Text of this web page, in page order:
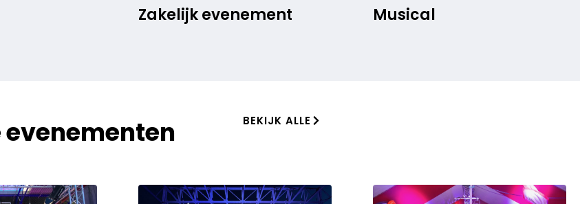
Zakelijk evenement Musical
BEKIJK ALLE